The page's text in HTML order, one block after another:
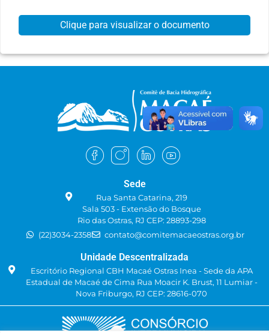
Clique para visualizar o documento
Sede
Rua Santa Catarina, 219
Sala 503 - Extensão do Bosque
Rio das Ostras, RJ CEP: 28893-298
(22)3034-2358
contato@comitemacaeostras.org.br
Unidade Descentralizada
Escritório Regional CBH Macaé Ostras Inea - Sede da APA
Estadual de Macaé de Cima Rua Moacir K. Brust, 11 Lumiar -
Nova Friburgo, RJ CEP: 28616-070